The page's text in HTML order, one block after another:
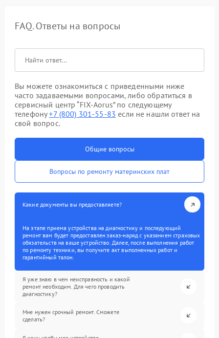
FAQ. Ответы на вопросы
Вы можете ознакомиться с приведенными ниже
часто задаваемыми вопросами, либо обратиться в
сервисный центр “FIX-Aorus” по следующему
телефону+7 (800) 301-55-83 если не нашли ответ на
свой вопрос.
Общие вопросы
Вопросы по ремонту материнских плат
Какие документы вы предоставляете?
На этапе приема устройства на диагностику и последующий
ремонт вам будет предоставлен заказ-наряд с указанием страховых
обязательств на ваше устройство. Далее, после выполнения работ
по ремонту техники, вы получите акт выполненных работ и
гарантийный талон.
Я уже знаю в чем неисправность и какой
ремонт необходим. Для чего проводить
диагностику?
Мне нужен срочный ремонт. Сможете
сделать?